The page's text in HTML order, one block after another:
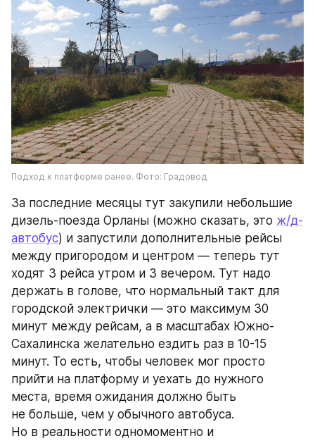
Подход к платформе ранее. Фото: Градовод
За последние месяцы тут закупили небольшие
дизель-поезда Орланы (можно сказать, это ж/д-
автобус) и запустили дополнительные рейсы
между пригородом и центром — теперь тут
ходят 3 рейса утром и 3 вечером. Тут надо
держать в голове, что нормальный такт для
городской электрички — это максимум 30
минут между рейсам, а в масштабах Южно-
Сахалинска желательно ездить раз в 10-15
минут. То есть, чтобы человек мог просто
прийти на платформу и уехать до нужного
места, время ожидания должно быть
не больше, чем у обычного автобуса.
Но в реальности одномоментно и